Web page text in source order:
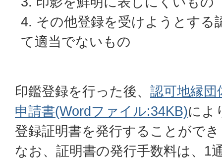
その他登録を受けようとする
て適当でないもの
印鑑登録を行った後、 認可地縁団
申請書(Wordファイル:34KB)によ
登録証明書を発行することがで
なお、証明書の発行手数料は、1